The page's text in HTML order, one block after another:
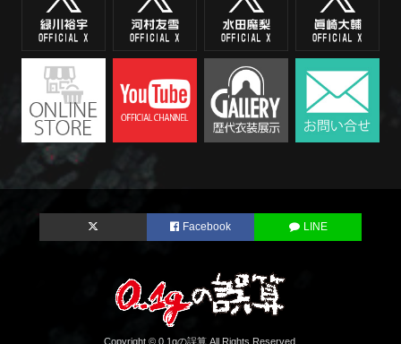
Facebook LINE
Copyright © 0.1gの誤算 All Rights Reserved.